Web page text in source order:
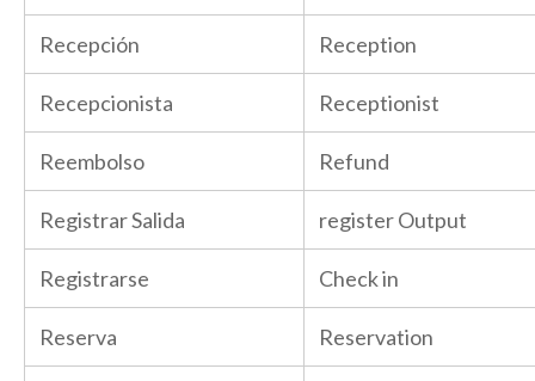
Recepción Reception
Recepcionista Receptionist
Reembolso Refund
Registrar Salida register Output
Registrarse Check in
Reserva Reservation